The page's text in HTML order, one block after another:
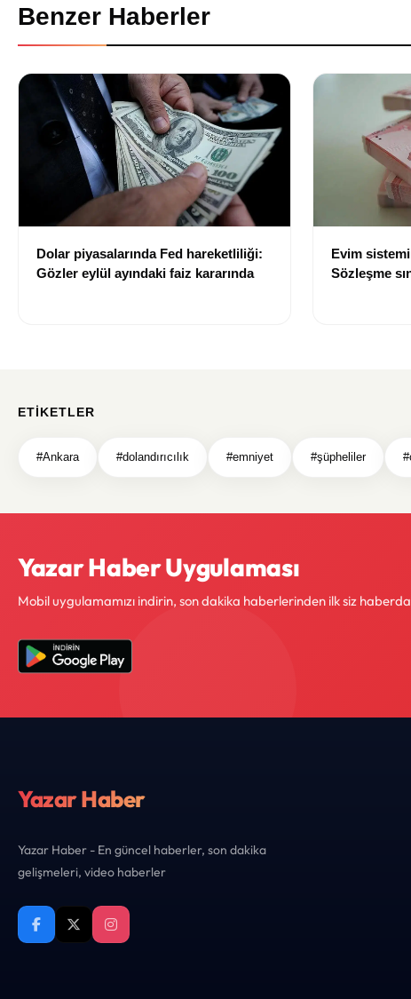
Benzer Haberler
Dolar piyasalarında Fed hareketliliği:
Gözler eylül ayındaki faiz kararında
Evim
Sözleşme
ETIKETLER
#Ankara #dolandırıcılık #emniyet #şüpheliler
Yazar Haber Uygulaması
Mobil uygulamamızı indirin, son dakika haberlerinden ilk siz
Yazar Haber
Yazar Haber - En güncel haberler, son dakika
gelişmeleri, video haberler